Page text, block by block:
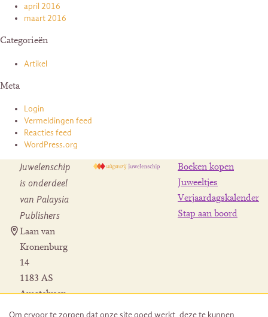
april 2016
maart 2016
Categorieën
Artikel
Meta
Login
Vermeldingen feed
Reacties feed
WordPress.org
Juwelenschip
is onderdeel
van Palaysia
Publishers
Laan van
Kronenburg
14
1183 AS
Amstelveen
Boeken kopen
Juweeltjes
Verjaardagskalender
Stap aan boord
Om ervoor te zorgen dat onze site goed werkt, deze te kunnen